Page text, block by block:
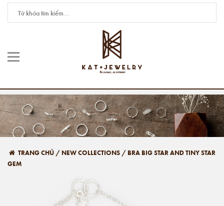
TRANG CHỦ / NEW COLLECTIONS / BRA BIG STAR AND TINY STAR
GEM